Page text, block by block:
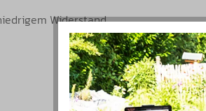
Widerstand